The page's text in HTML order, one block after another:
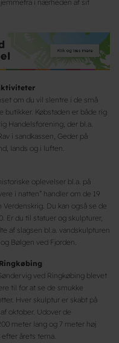
i nærheden af sit
om du vil slentre i de små
Købstaden er både rig
Handelsforening, der bl.a.
i sandkassen, Geder på
lands og i luften.
oplevelser bl.a. på
i natten” handler om de 19
Du kan også se de
Er du til statuer og skulpturer,
af slagsen bl.a. vandskulpturen
Bølgen ved Fjorden.
ved Ringkøbing blevet
til for at se de smukke
Hver skulptur er skabt på
oktober. Udover de
meter lang og 7 meter høj
årets tema.